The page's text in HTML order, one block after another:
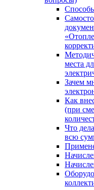
места
Зачем
Как
(при
Что
всю